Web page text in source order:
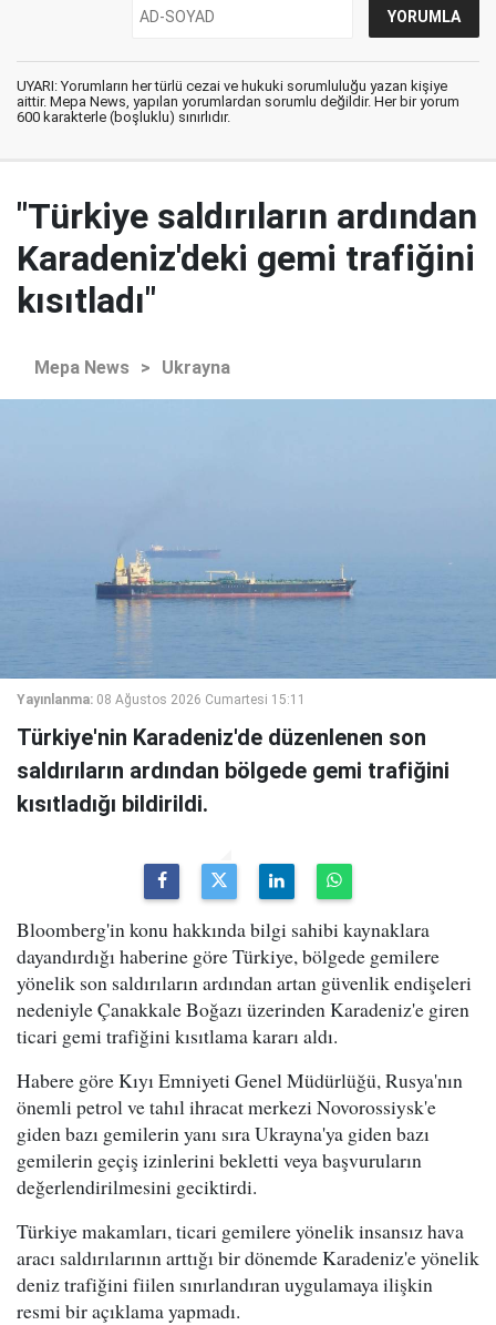
UYARI: Yorumların her türlü cezai ve hukuki sorumluluğu yazan kişiye
aittir. Mepa News, yapılan yorumlardan sorumlu değildir. Her bir yorum
600 karakterle (boşluklu) sınırlıdır.
"Türkiye saldırıların ardından
Karadeniz'deki gemi trafiğini
kısıtladı"
Mepa News > Ukrayna
Yayınlanma: 08 Ağustos 2026 Cumartesi 15:11
Türkiye'nin Karadeniz'de düzenlenen son
saldırıların ardından bölgede gemi trafiğini
kısıtladığı bildirildi.
Bloomberg'in konu hakkında bilgi sahibi kaynaklara
dayandırdığı haberine göre Türkiye, bölgede gemilere
yönelik son saldırıların ardından artan güvenlik endişeleri
nedeniyle Çanakkale Boğazı üzerinden Karadeniz'e giren
ticari gemi trafiğini kısıtlama kararı aldı.
Habere göre Kıyı Emniyeti Genel Müdürlüğü, Rusya'nın
önemli petrol ve tahıl ihracat merkezi Novorossiysk'e
giden bazı gemilerin yanı sıra Ukrayna'ya giden bazı
gemilerin geçiş izinlerini bekletti veya başvuruların
değerlendirilmesini geciktirdi.
Türkiye makamları, ticari gemilere yönelik insansız hava
aracı saldırılarının arttığı bir dönemde Karadeniz'e yönelik
deniz trafiğini fiilen sınırlandıran uygulamaya ilişkin
resmi bir açıklama yapmadı.